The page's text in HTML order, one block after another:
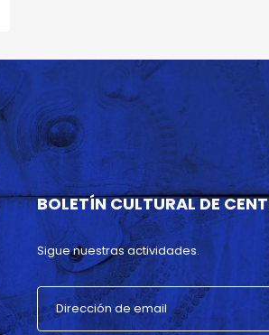
BOLETÍN CULTURAL DE
Sigue nuestras actividades.